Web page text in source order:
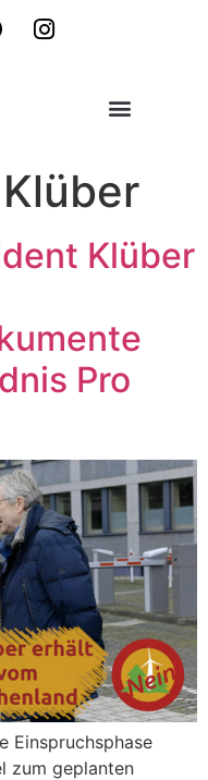
Klüber
Klüber
Pro
Einspruchsphase
zum geplanten